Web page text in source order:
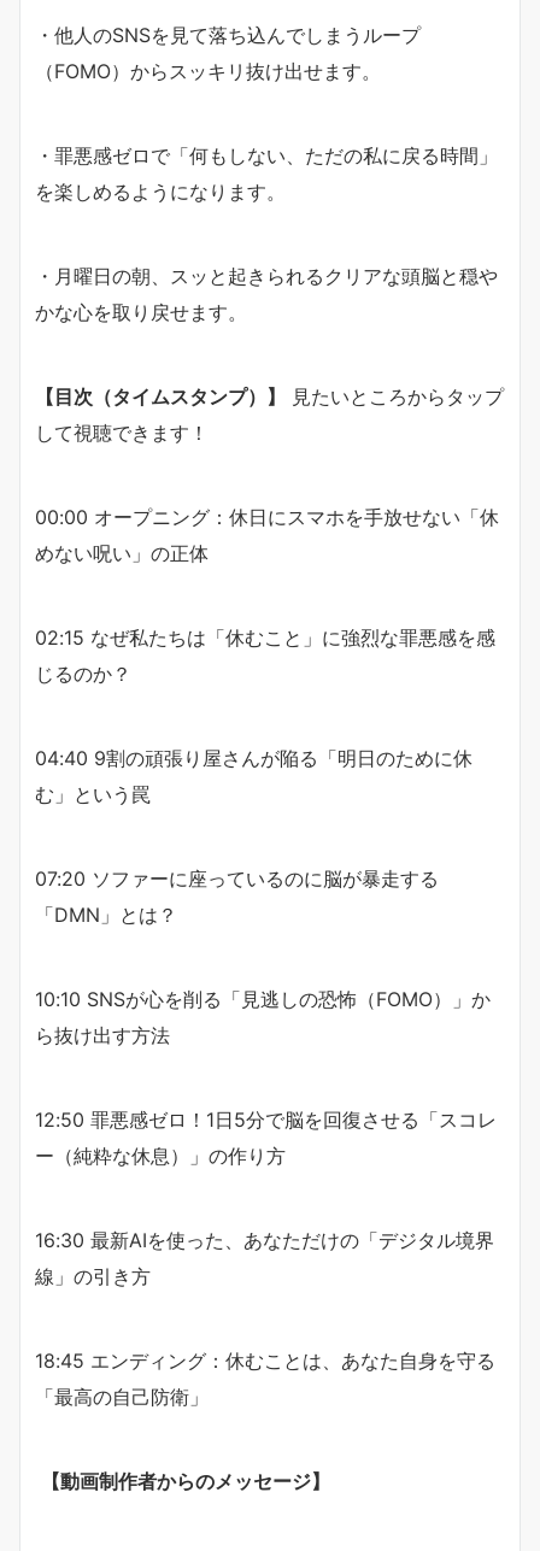
・他人のSNSを見て落ち込んでしまうループ
（FOMO）からスッキリ抜け出せます。
・罪悪感ゼロで「何もしない、ただの私に戻る時間」
を楽しめるようになります。
・月曜日の朝、スッと起きられるクリアな頭脳と穏や
かな心を取り戻せます。
【目次（タイムスタンプ）】
見たいところからタップ
して視聴できます！
00:00 オープニング：休日にスマホを手放せない「休
めない呪い」の正体
02:15 なぜ私たちは「休むこと」に強烈な罪悪感を感
じるのか？
04:40 9割の頑張り屋さんが陥る「明日のために休
む」という罠
07:20 ソファーに座っているのに脳が暴走する
「DMN」とは？
10:10 SNSが心を削る「見逃しの恐怖（FOMO）」か
ら抜け出す方法
12:50 罪悪感ゼロ！1日5分で脳を回復させる「スコレ
ー（純粋な休息）」の作り方
16:30 最新AIを使った、あなただけの「デジタル境界
線」の引き方
18:45 エンディング：休むことは、あなた自身を守る
「最高の自己防衛」
【動画制作者からのメッセージ】